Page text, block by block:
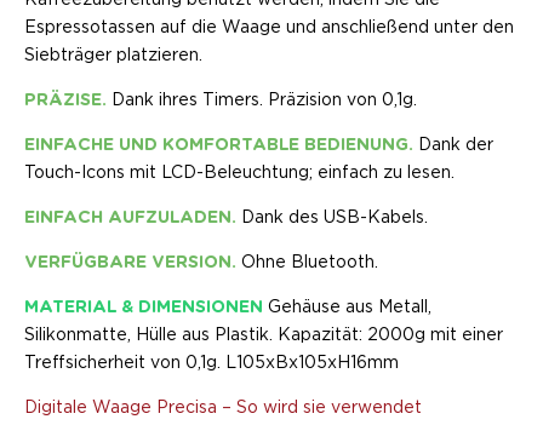
Espressotassen auf die Waage und anschließend unter den
Siebträger platzieren.
PRÄZISE. Dank ihres Timers. Präzision von 0,1g.
EINFACHE UND KOMFORTABLE BEDIENUNG.
Dank der
Touch-Icons mit LCD-Beleuchtung; einfach zu lesen.
EINFACH AUFZULADEN. Dank des USB-Kabels.
VERFÜGBARE VERSION. Ohne Bluetooth.
MATERIAL & DIMENSIONEN Gehäuse aus Metall,
Silikonmatte, Hülle aus Plastik. Kapazität: 2000g mit einer
Treffsicherheit von 0,1g. L105xBx105xH16mm
Digitale Waage Precisa – So wird sie verwendet